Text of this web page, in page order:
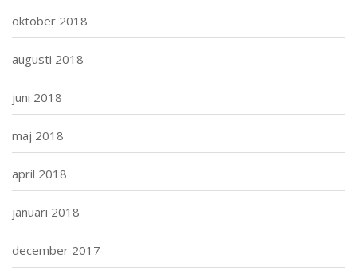
oktober 2018
augusti 2018
juni 2018
maj 2018
april 2018
januari 2018
december 2017